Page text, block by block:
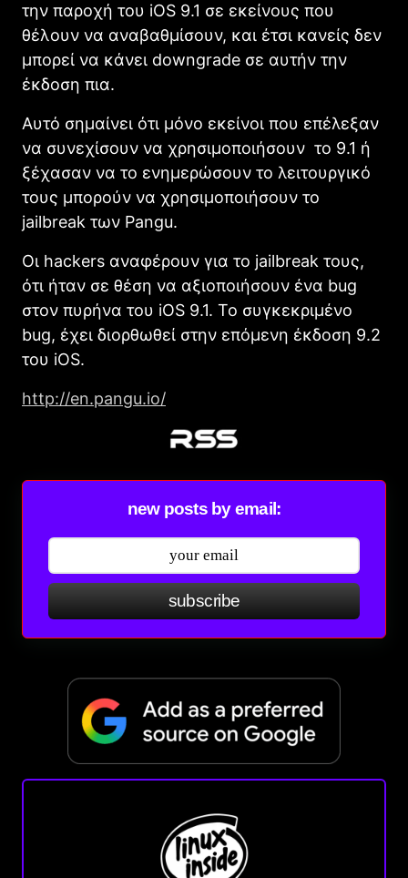
την παροχή του iOS 9.1 σε εκείνους που
θέλουν να αναβαθμίσουν, και έτσι κανείς δεν
μπορεί να κάνει downgrade σε αυτήν την
έκδοση πια.
Αυτό σημαίνει ότι μόνο εκείνοι που επέλεξαν
να συνεχίσουν να χρησιμοποιήσουν το 9.1 ή
ξέχασαν να το ενημερώσουν το λειτουργικό
τους μπορούν να χρησιμοποιήσουν το
jailbreak των Pangu.
Οι hackers αναφέρουν για το jailbreak τους,
ότι ήταν σε θέση να αξιοποιήσουν ένα bug
στον πυρήνα του iOS 9.1. Το συγκεκριμένο
bug, έχει διορθωθεί στην επόμενη έκδοση 9.2
του iOS.
http://en.pangu.io/
new posts by email:
subscribe